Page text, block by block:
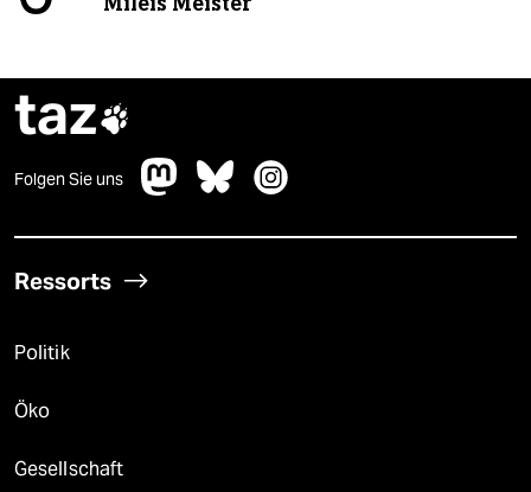
taz
Folgen Sie uns
Ressorts
Politik
Öko
Gesellschaft